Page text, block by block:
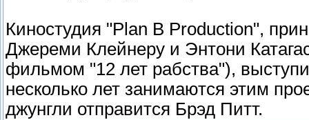
Киностудия "Plan B Production",
Джереми Клейнеру и Энтони
фильмом "12 лет рабства"),
несколько лет занимаются этим
джунгли отправится Брэд Питт.